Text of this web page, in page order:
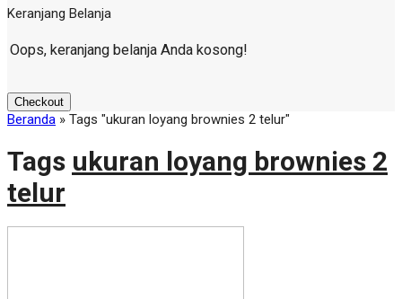
Keranjang Belanja
Oops, keranjang belanja Anda kosong!
Checkout
Beranda » Tags "ukuran loyang brownies 2 telur"
Tags ukuran loyang brownies 2
telur